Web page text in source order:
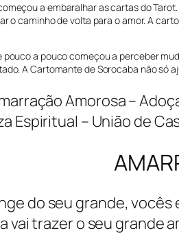
a embaralhar as cartas do
o caminho de volta para o amor. A
a pouco começou a perceber
A Cartomante de Sorocaba não só
Amorosa –
Espiritual – União de
do seu grande,
vai trazer o seu grande